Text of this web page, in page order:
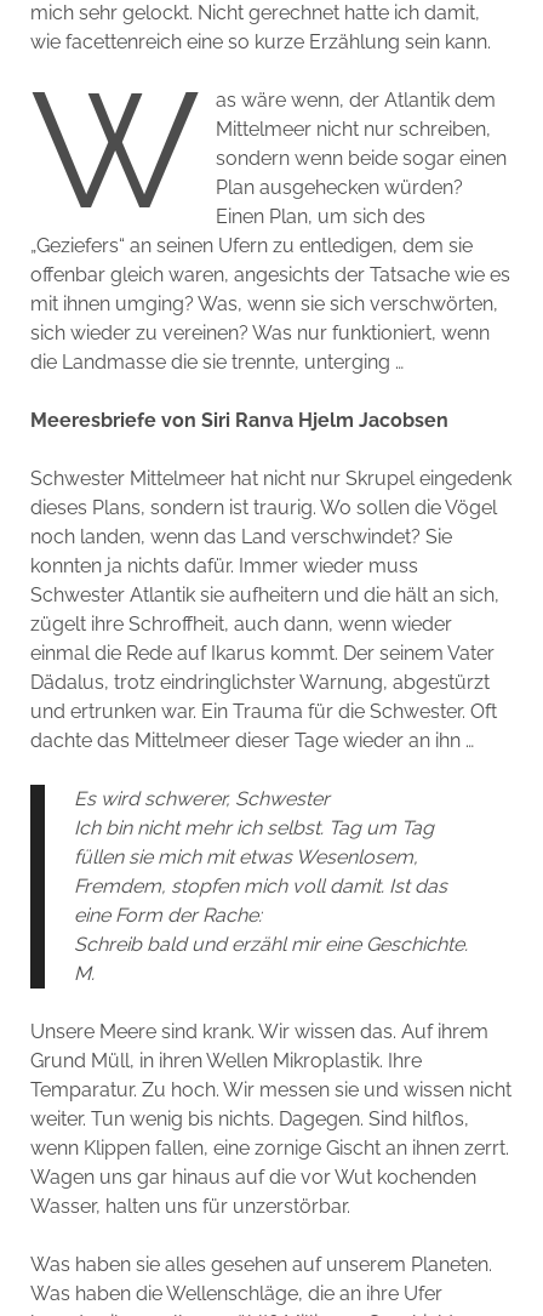
mich sehr gelockt. Nicht gerechnet hatte ich damit,
wie facettenreich eine so kurze Erzählung sein kann.
W
as wäre wenn, der Atlantik dem
Mittelmeer nicht nur schreiben,
sondern wenn beide sogar einen
Plan ausgehecken würden?
Einen Plan, um sich des
„Geziefers“ an seinen Ufern zu entledigen, dem sie
offenbar gleich waren, angesichts der Tatsache wie es
mit ihnen umging? Was, wenn sie sich verschwörten,
sich wieder zu vereinen? Was nur funktioniert, wenn
die Landmasse die sie trennte, unterging …
Meeresbriefe von Siri Ranva Hjelm Jacobsen
Schwester Mittelmeer hat nicht nur Skrupel eingedenk
dieses Plans, sondern ist traurig. Wo sollen die Vögel
noch landen, wenn das Land verschwindet? Sie
konnten ja nichts dafür. Immer wieder muss
Schwester Atlantik sie aufheitern und die hält an sich,
zügelt ihre Schroffheit, auch dann, wenn wieder
einmal die Rede auf Ikarus kommt. Der seinem Vater
Dädalus, trotz eindringlichster Warnung, abgestürzt
und ertrunken war. Ein Trauma für die Schwester. Oft
dachte das Mittelmeer dieser Tage wieder an ihn …
Es wird schwerer, Schwester
Ich bin nicht mehr ich selbst. Tag um Tag
füllen sie mich mit etwas Wesenlosem,
Fremdem, stopfen mich voll damit. Ist das
eine Form der Rache:
Schreib bald und erzähl mir eine Geschichte.
M.
Unsere Meere sind krank. Wir wissen das. Auf ihrem
Grund Müll, in ihren Wellen Mikroplastik. Ihre
Temparatur. Zu hoch. Wir messen sie und wissen nicht
weiter. Tun wenig bis nichts. Dagegen. Sind hilflos,
wenn Klippen fallen, eine zornige Gischt an ihnen zerrt.
Wagen uns gar hinaus auf die vor Wut kochenden
Wasser, halten uns für unzerstörbar.
Was haben sie alles gesehen auf unserem Planeten.
Was haben die Wellenschläge, die an ihre Ufer